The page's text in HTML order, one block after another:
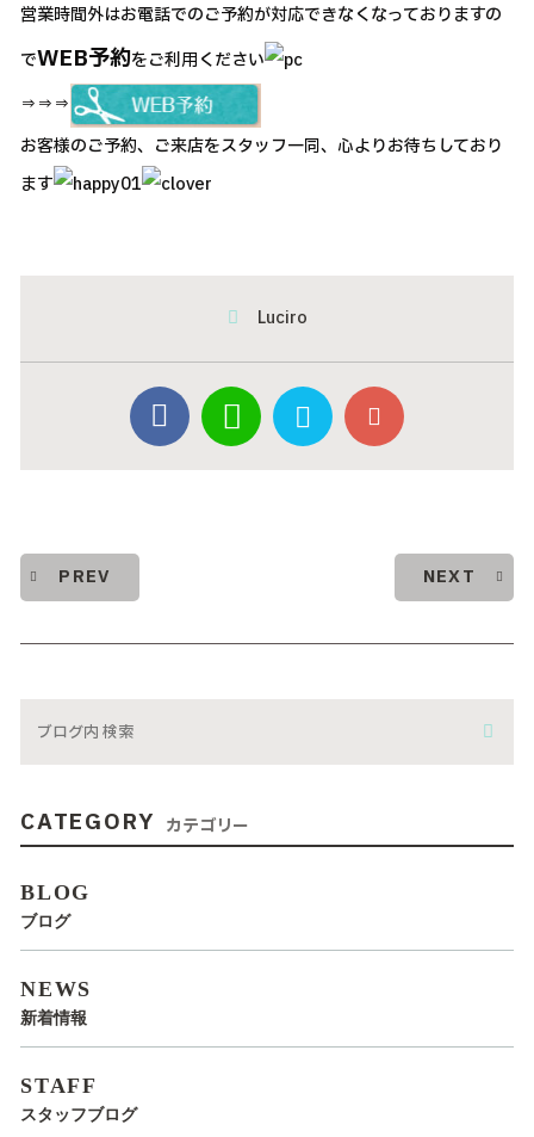
営業時間外はお電話でのご予約が対応できなくなっておりますの
でWEB予約をご利用ください
⇒⇒⇒
お客様のご予約、ご来店をスタッフ一同、心よりお待ちしており
ます
Luciro
PREV NEXT
CATEGORY カテゴリー
BLOG
ブログ
NEWS
新着情報
STAFF
スタッフブログ